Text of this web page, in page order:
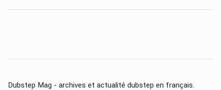
Dubstep Mag - archives et actualité dubstep en français.